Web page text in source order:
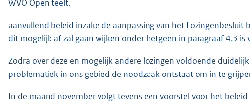
WVO Open teelt.
aanvullend beleid inzake de aanpassing van het
dit mogelijk af zal gaan wijken onder hetgeen in paragraaf 4.3 is
Zodra over deze en mogelijk andere lozingen voldoende
problematiek in ons gebied de noodzaak ontstaat om in te
In de maand november volgt tevens een voorstel voor het